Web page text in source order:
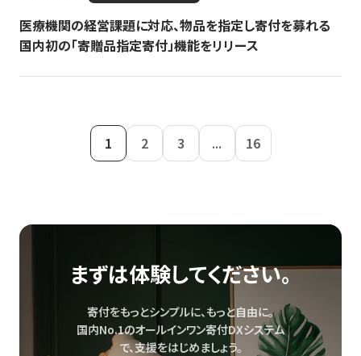
医療機関の経営課題に対応、物品を指定し寄付を募れる
国内初の「寄贈品指定寄付」機能をリリース
1 2 3 ... 16
まずは体験してください。
寄付をもっとシンプルに、もっと自由に。
国内No.1のオールインワン寄付DXシステム
で、支援をはじめましょう。